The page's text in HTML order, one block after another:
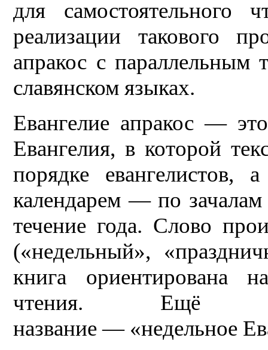
для самостоятельного
реализации такового
апракос с параллельным
славянском языках.
Евангелие апракос —
Евангелия, в которой
порядке евангелистов,
календарем — по
течение года. Слово
(«недельный»,
книга ориентирована
чтения. Ещё
название — «недельное